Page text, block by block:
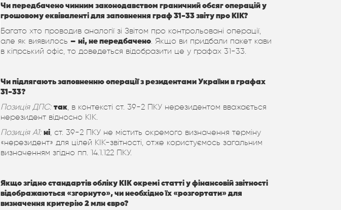
Чи передбачено чинним законодавством граничний обсяг операцій у
грошовому еквіваленті для заповнення граф 31-33 звіту про КІК?
Багато хто проводив аналогії зі Звітом про контрольовані операції,
але як виявилось – ні, не передбачено. Якщо ви придбали пакет кави
в кіпрський офіс, то доведеться відобразити це у графах 31-33.
Чи підлягають заповненню операції з резидентами України в графах
31-33?
Позиція ДПС: так, в контексті ст. 39-2 ПКУ нерезидентом вважається
нерезидент відносно КІК.
Позиція А1: ні, ст. 39-2 ПКУ не містить окремого визначення терміну
«нерезидент» для цілей КІК-звітності, отже користуємось загальним
визначенням згідно пп. 14.1.122 ПКУ.
Якщо згідно стандартів обліку КІК окремі статті у фінансовій звітності
відображаються «згорнуто», чи необхідно їх «розгортати» для
визначення критерію 2 млн євро?